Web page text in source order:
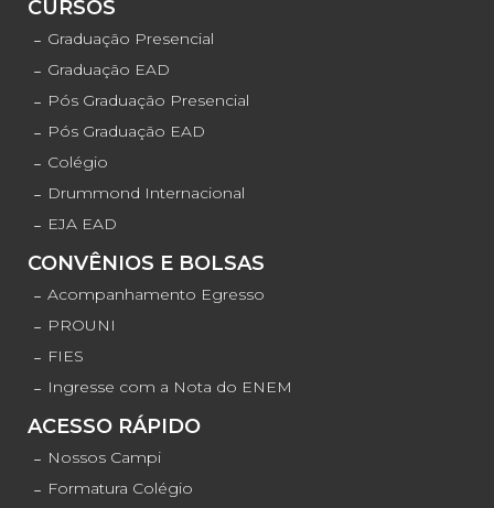
CURSOS
Graduação Presencial
Graduação EAD
Pós Graduação Presencial
Pós Graduação EAD
Colégio
Drummond Internacional
EJA EAD
CONVÊNIOS E BOLSAS
Acompanhamento Egresso
PROUNI
FIES
Ingresse com a Nota do ENEM
ACESSO RÁPIDO
Nossos Campi
Formatura Colégio